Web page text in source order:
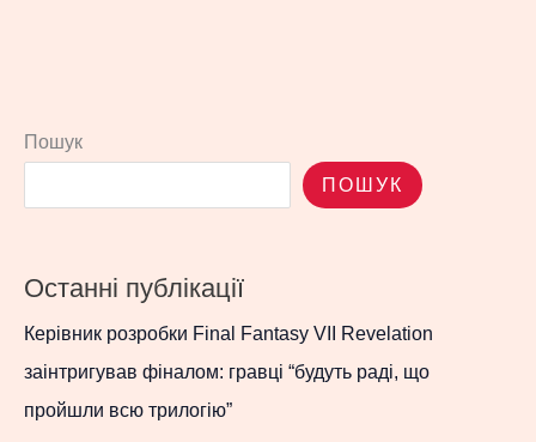
Пошук
ПОШУК
Останні публікації
Керівник розробки Final Fantasy VII Revelation
заінтригував фіналом: гравці “будуть раді, що
пройшли всю трилогію”